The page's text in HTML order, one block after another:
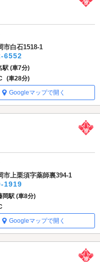
市白石1518-1
6552
駅 (車7分)
(車28分)
Googleマップで開く
市上栗須字薬師裏394-1
1919
岡駅 (車8分)
Googleマップで開く